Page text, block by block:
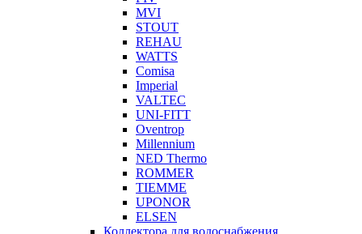
MVI
STOUT
REHAU
WATTS
Comisa
Imperial
VALTEC
UNI-FITT
Oventrop
Millennium
NED Thermo
ROMMER
TIEMME
UPONOR
ELSEN
Коллектора для водоснабжения